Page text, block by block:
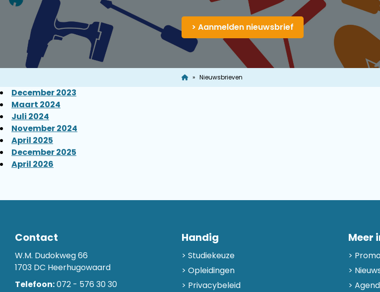
> Aanmelden nieuwsbrief
Nieuwsbrieven
December 2023
Maart 2024
Juli 2024
November 2024
April 2025
December 2025
April 2026
Contact
W.M. Dudokweg 66
1703 DC Heerhugowaard
Telefoon:072 - 576 30 30
Handig
Studiekeuze
Opleidingen
Privacybeleid
Meer